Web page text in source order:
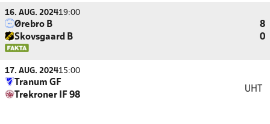
16. AUG. 202419:00
Ørebro B
8
Skovsgaard B
0
17. AUG. 202415:00
Tranum GF
Trekroner IF 98
UHT